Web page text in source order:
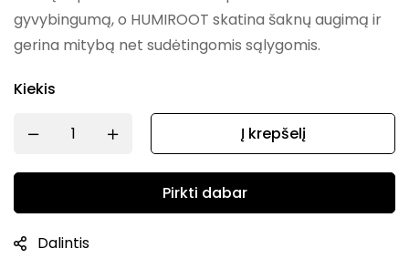
gyvybingumą, o HUMIROOT skatina šaknų augimą ir
gerina mitybą net sudėtingomis sąlygomis.
Kiekis
Į krepšelį
Pirkti dabar
Dalintis